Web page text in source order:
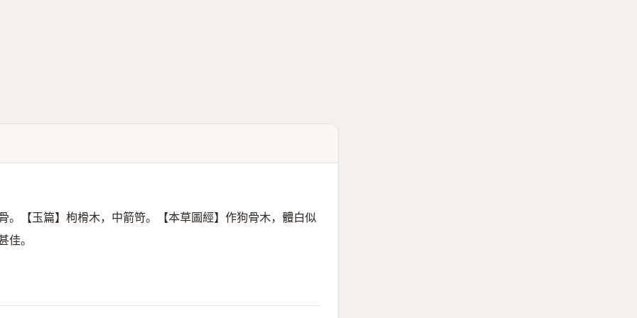
。【玉篇】枸榾木，中箭笴。【本草圖經】作狗骨木，體白似
佳。